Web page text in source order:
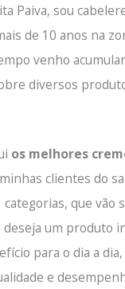
Paiva, sou
de 10 anos na
venho
diversos
os melhores
clientes do
que vão
deseja um produto
para o dia a
e